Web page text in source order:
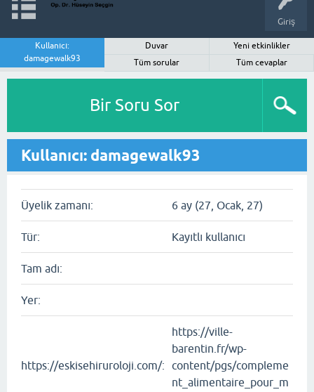
Giriş
Kullanıcı:
damagewalk93
Duvar
Yeni etkinlikler
Tüm sorular
Tüm cevaplar
Bir Soru Sor
Kullanıcı: damagewalk93
Üyelik zamanı: 6 ay (27, Ocak, 27)
Tür: Kayıtlı kullanıcı
Tam adı:
Yer:
https://eskisehiruroloji.com/:
https://ville-
barentin.fr/wp-
content/pgs/compleme
nt_alimentaire_pour_m